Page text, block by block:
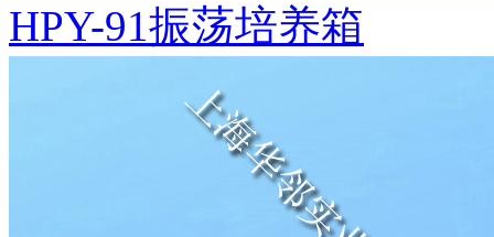
HPY-91振荡培养箱